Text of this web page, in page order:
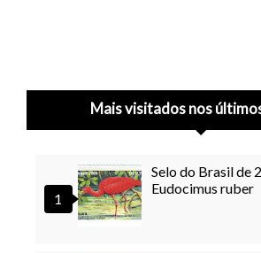
Mais visitados nos
Selo do Brasil de
Eudocimus ruber